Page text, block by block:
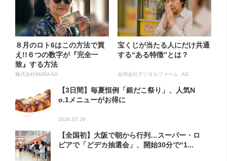
８月のロト6はこの方法で買
え!!６つの数字が『完全一
致』する方法
株式会社MURA AD
宝くじが当たる人にだけ共通
する“ある特徴”とは？
合同会社デジタルファーム AD
【3日間】毎夏恒例「銀だこ祭り」、人気N
o.1メニューがお得に
2026.07.29
【全国初】大阪で朝から行列…スーパー・ロ
ピアで「どデカ抽選会」、開始30分で“1...